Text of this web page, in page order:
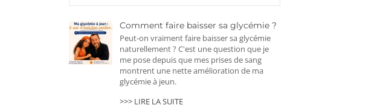
Comment faire baisser sa glycémie ?
Peut-on vraiment faire baisser sa glycémie
naturellement ? C'est une question que je
me pose depuis que mes prises de sang
montrent une nette amélioration de ma
glycémie à jeun.
>>> LIRE LA SUITE